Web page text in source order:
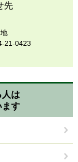
先
21-0423
人は
ます